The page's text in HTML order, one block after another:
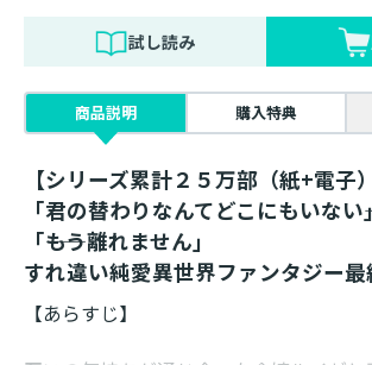
試し読み
商品説明 購入特典
【シリーズ累計２５万部（紙+電子
「君の替わりなんてどこにもいない――
「――もう離れません」
すれ違い純愛異世界ファンタジー最
【あらすじ】